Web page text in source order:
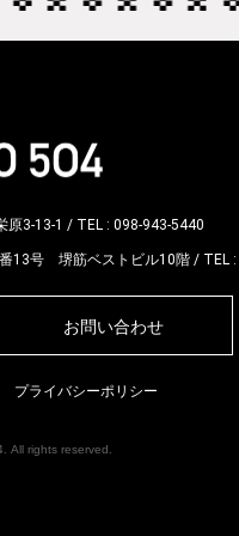
原3-13-1 / TEL : 098-943-5440
13号 堺筋ベストビル10階 / TEL :
お問い合わせ
プライバシーポリシー
All rights reserved.